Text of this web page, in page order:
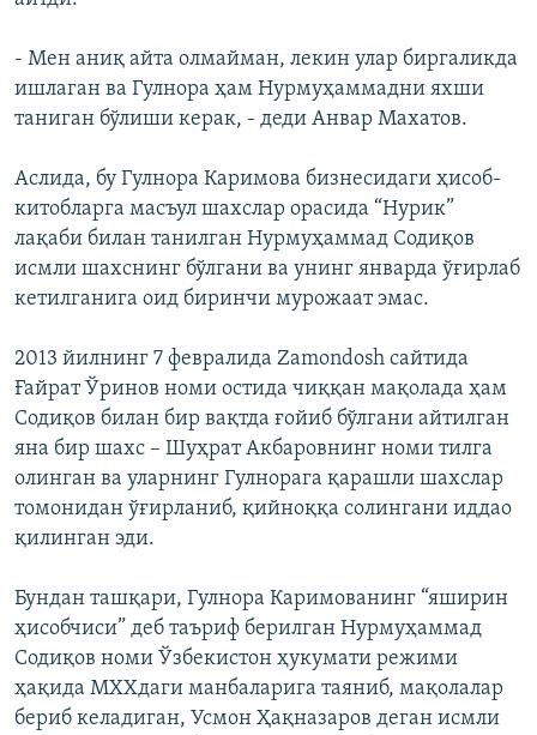
- Мен аниқ айта олмайман, лекин улар биргаликда
ишлаган ва Гулнора ҳам Нурмуҳаммадни яхши
таниган бўлиши керак, - деди Анвар Махатов.
Аслида, бу Гулнора Каримова бизнесидаги ҳисоб-
китобларга масъул шахслар орасида “Нурик”
лақаби билан танилган Нурмуҳаммад Содиқов
исмли шахснинг бўлгани ва унинг январда ўғирлаб
кетилганига оид биринчи мурожаат эмас.
2013 йилнинг 7 февралида Zamondosh сайтида
Ғайрат Ўринов номи остида чиққан мақолада ҳам
Содиқов билан бир вақтда ғойиб бўлгани айтилган
яна бир шахс – Шуҳрат Акбаровнинг номи тилга
олинган ва уларнинг Гулнорага қарашли шахслар
томонидан ўғирланиб, қийноққа солингани иддао
қилинган эди.
Бундан ташқари, Гулнора Каримованинг “яширин
ҳисобчиси” деб таъриф берилган Нурмуҳаммад
Содиқов номи Ўзбекистон ҳукумати режими
ҳақида МХХдаги манбаларига таяниб, мақолалар
бериб келадиган, Усмон Ҳақназаров деган исмли